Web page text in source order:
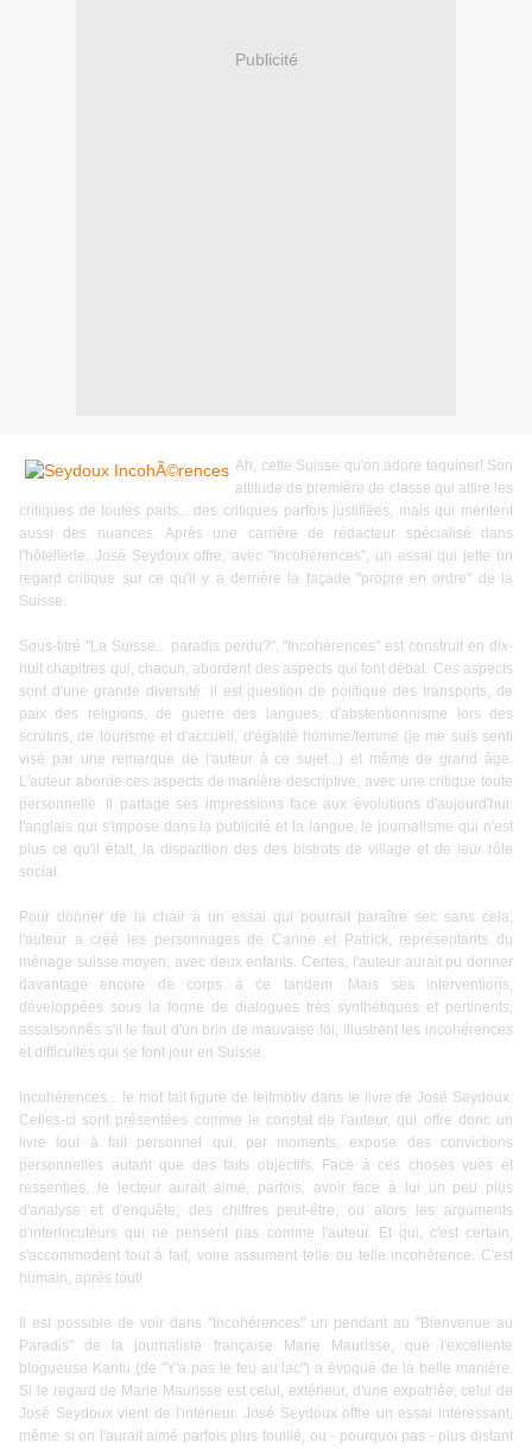
Publicité
Ah, cette Suisse qu'on adore taquiner! Son
attitude de première de classe qui attire les
critiques de toutes parts... des critiques parfois justifiées, mais qui méritent
aussi des nuances. Après une carrière de rédacteur spécialisé dans
l'hôtellerie, José Seydoux offre, avec "Incohérences", un essai qui jette un
regard critique sur ce qu'il y a derrière la façade "propre en ordre" de la
Suisse.
Sous-titré "La Suisse... paradis perdu?", "Incohérences" est construit en dix-
huit chapitres qui, chacun, abordent des aspects qui font débat. Ces aspects
sont d'une grande diversité: il est question de politique des transports, de
paix des religions, de guerre des langues, d'abstentionnisme lors des
scrutins, de tourisme et d'accueil, d'égalité homme/femme (je me suis senti
visé par une remarque de l'auteur à ce sujet...) et même de grand âge.
L'auteur aborde ces aspects de manière descriptive, avec une critique toute
personnelle. Il partage ses impressions face aux évolutions d'aujourd'hui:
l'anglais qui s'impose dans la publicité et la langue, le journalisme qui n'est
plus ce qu'il était, la disparition des des bistrots de village et de leur rôle
social.
Pour donner de la chair à un essai qui pourrait paraître sec sans cela,
l'auteur a créé les personnages de Carine et Patrick, représentants du
ménage suisse moyen, avec deux enfants. Certes, l'auteur aurait pu donner
davantage encore de corps à ce tandem. Mais ses interventions,
développées sous la forme de dialogues très synthétiques et pertinents,
assaisonnés s'il le faut d'un brin de mauvaise foi, illustrent les incohérences
et difficultés qui se font jour en Suisse.
Incohérences... le mot fait figure de leitmotiv dans le livre de José Seydoux.
Celles-ci sont présentées comme le constat de l'auteur, qui offre donc un
livre tout à fait personnel qui, par moments, expose des convictions
personnelles autant que des faits objectifs. Face à ces choses vues et
ressenties, le lecteur aurait aimé, parfois, avoir face à lui un peu plus
d'analyse et d'enquête, des chiffres peut-être, ou alors les arguments
d'interlocuteurs qui ne pensent pas comme l'auteur. Et qui, c'est certain,
s'accommodent tout à fait, voire assument telle ou telle incohérence. C'est
humain, après tout!
Il est possible de voir dans "Incohérences" un pendant au "Bienvenue au
Paradis" de la journaliste française Marie Maurisse, que l'excellente
blogueuse Kantu (de "Y'a pas le feu au lac") a évoqué de la belle manière.
Si le regard de Marie Maurisse est celui, extérieur, d'une expatriée, celui de
José Seydoux vient de l'intérieur. José Seydoux offre un essai intéressant,
même si on l'aurait aimé parfois plus fouillé, ou - pourquoi pas - plus distant